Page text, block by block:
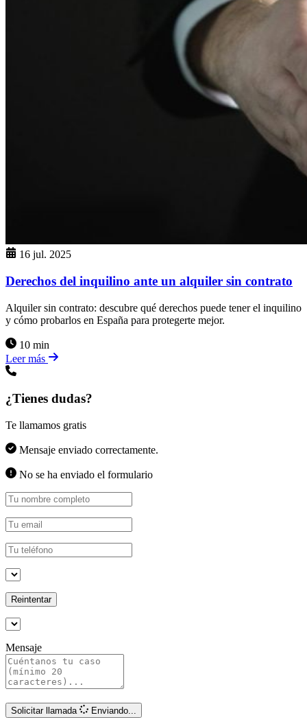
16 jul. 2025
Derechos del inquilino ante un alquiler sin contrato
Alquiler sin contrato: descubre qué derechos puede tener el inquilino
y cómo probarlos en España para protegerte mejor.
10 min
Leer más
¿Tienes dudas?
Te llamamos gratis
Mensaje enviado correctamente.
No se ha enviado el formulario
Reintentar
Mensaje
Solicitar llamada Enviando...